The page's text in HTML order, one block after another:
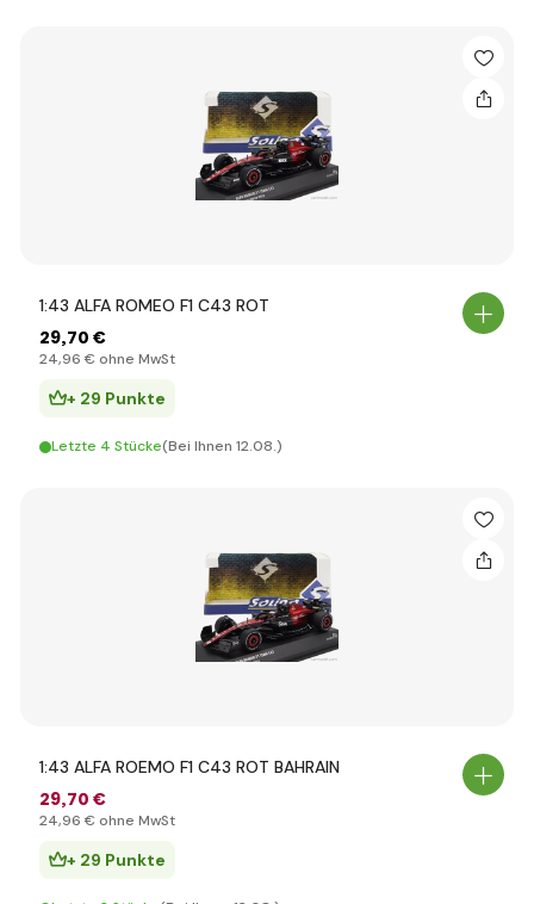
1:43 ALFA ROMEO F1 C43 ROT
29,70 €
24,96 € ohne MwSt
+ 29 Punkte
Letzte 4 Stücke(Bei Ihnen 12.08.)
1:43 ALFA ROEMO F1 C43 ROT BAHRAIN
29,70 €
24,96 € ohne MwSt
+ 29 Punkte